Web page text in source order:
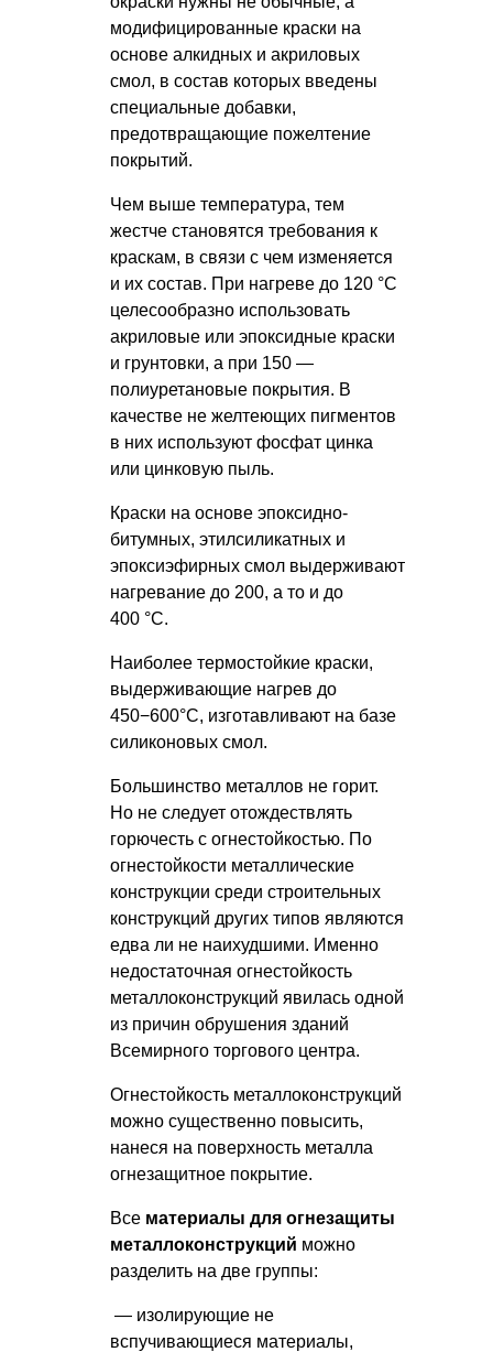
модифицированные краски на
основе алкидных и акриловых
смол, в состав которых введены
специальные добавки,
предотвращающие пожелтение
покрытий.
Чем выше температура, тем
жестче становятся требования к
краскам, в связи с чем изменяется
и их состав. При нагреве до 120 °C
целесообразно использовать
акриловые или эпоксидные краски
и грунтовки, а при 150 —
полиуретановые покрытия. В
качестве не желтеющих пигментов
в них используют фосфат цинка
или цинковую пыль.
Краски на основе эпоксидно-
битумных, этилсиликатных и
эпоксиэфирных смол выдерживают
нагревание до 200, а то и до
400 °C.
Наиболее термостойкие краски,
выдерживающие нагрев до
450−600°С, изготавливают на базе
силиконовых смол.
Большинство металлов не горит.
Но не следует отождествлять
горючесть с огнестойкостью. По
огнестойкости металлические
конструкции среди строительных
конструкций других типов являются
едва ли не наихудшими. Именно
недостаточная огнестойкость
металлоконструкций явилась одной
из причин обрушения зданий
Всемирного торгового центра.
Огнестойкость металлоконструкций
можно существенно повысить,
нанеся на поверхность металла
огнезащитное покрытие.
Все материалы для огнезащиты
металлоконструкций можно
разделить на две группы:
— изолирующие не
вспучивающиеся материалы,